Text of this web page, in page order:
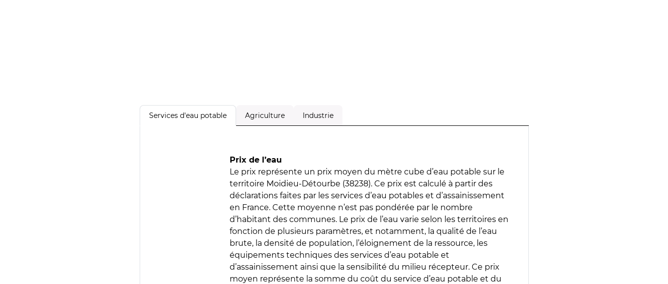
Services d'eau potable Agriculture Industrie
Prix de l’eau
Le prix représente un prix moyen du mètre cube d’eau potable sur le
territoire Moidieu-Détourbe (38238). Ce prix est calculé à partir des
déclarations faites par les services d’eau potables et d’assainissement
en France. Cette moyenne n’est pas pondérée par le nombre
d’habitant des communes. Le prix de l’eau varie selon les territoires en
fonction de plusieurs paramètres, et notamment, la qualité de l’eau
brute, la densité de population, l’éloignement de la ressource, les
équipements techniques des services d’eau potable et
d’assainissement ainsi que la sensibilité du milieu récepteur. Ce prix
moyen représente la somme du coût du service d’eau potable et du